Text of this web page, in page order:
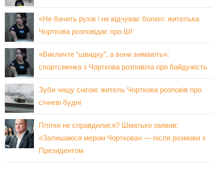
«Не бачить рухів і не відчуває болю»: жителька
Чорткова розповідає про ШІ
«Викличте “швидку”, а вони знімають»:
спортсменка з Чорткова розповіла про байдужість
Зуби чищу снігом: житель Чорткова розповів про
січневі будні
Плітки не справдилися? Шматько заявив:
«Залишаюся мером Чорткова» — після розмови з
Президентом